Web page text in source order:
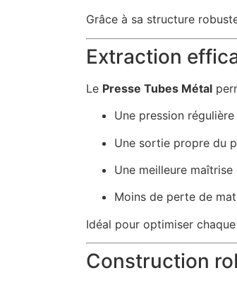
Grâce à sa structure
Extraction
Le Presse Tubes Métal
Une pression
Une sortie propre du
Une meilleure
Moins de perte de
Idéal pour optimiser
Construction